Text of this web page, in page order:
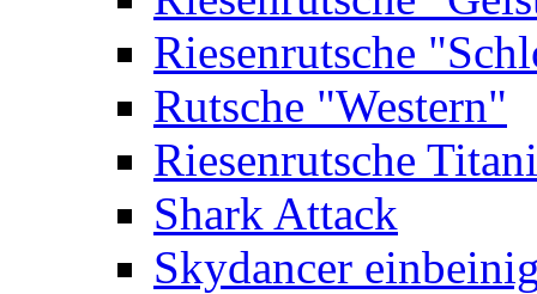
Riesenrutsche
Rutsche "Western"
Riesenrutsche
Shark Attack
Skydancer